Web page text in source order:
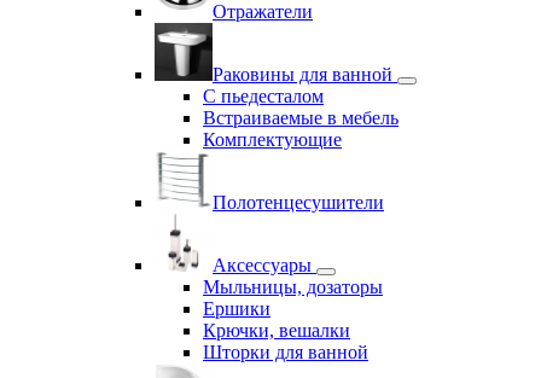
Отражатели
Раковины для ванной
С пьедесталом
Встраиваемые в мебель
Комплектующие
Полотенцесушители
Аксессуары
Мыльницы, дозаторы
Ершики
Крючки, вешалки
Шторки для ванной